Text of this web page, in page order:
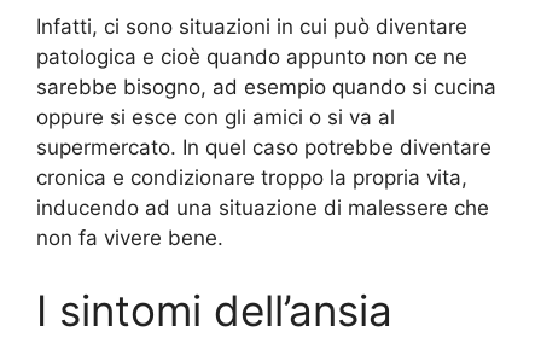
Infatti, ci sono situazioni in cui può diventare
patologica e cioè quando appunto non ce ne
sarebbe bisogno, ad esempio quando si cucina
oppure si esce con gli amici o si va al
supermercato. In quel caso potrebbe diventare
cronica e condizionare troppo la propria vita,
inducendo ad una situazione di malessere che
non fa vivere bene.
I sintomi dell’ansia